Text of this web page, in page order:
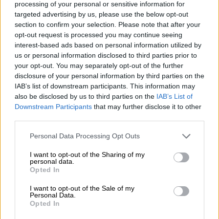
processing of your personal or sensitive information for
targeted advertising by us, please use the below opt-out
section to confirm your selection. Please note that after your
opt-out request is processed you may continue seeing
interest-based ads based on personal information utilized by
us or personal information disclosed to third parties prior to
your opt-out. You may separately opt-out of the further
disclosure of your personal information by third parties on the
IAB’s list of downstream participants. This information may
also be disclosed by us to third parties on the IAB’s List of
Downstream Participants that may further disclose it to other
Please note that this website/app uses one or more Google
not limited to your visit or usage behaviour. You may click to
grant or deny consent to Google and its third-party tags to
use your data for below specified purposes in below Google
consent section.
Personal Data Processing Opt Outs
I want to opt-out of the Sharing of my
personal data.
Opted In
I want to opt-out of the Sale of my
Personal Data.
Opted In
μάχη θα δοθεί στο πεδίο της οικονομίας.
Όσον αφορά την πολυσυζητημένη
τροπολογία για τον Άγνωστο Στρατιώτη, με
βάση την οποία δεν θα επιτρέπονται στο
μέλλον εκδηλώσεις διαμαρτυρίας στον χώρο
του Μνημείου, οι πολίτες εμφανίζονται
διχασμένοι. Ειδικότερα το 46% δηλώνει ότι
«σίγουρα/ μάλλον» συμφωνεί, ενώ το 44%
λέει πως «μάλλον/ σίγουρα» διαφωνεί.
Γιατί προτάσσει το αφήγημα
Επιμένει στο αφήγημα της σταθερότητας η
σχέσεις της με ένα κοινό που δεν θέλει
περιπέτειες. Με ανάλογη στρατηγική θέλουν